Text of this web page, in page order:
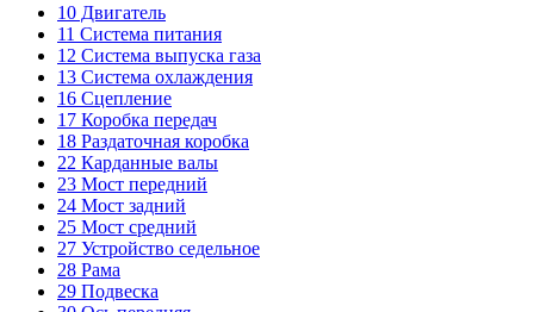
10 Двигатель
11 Система питания
12 Система выпуска газа
13 Система охлаждения
16 Сцепление
17 Коробка передач
18 Раздаточная коробка
22 Карданные валы
23 Мост передний
24 Мост задний
25 Мост средний
27 Устройство седельное
28 Рама
29 Подвеска